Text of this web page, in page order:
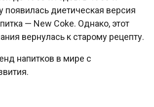
появилась диетическая версия
— New Coke. Однако, этот
вернулась к старому рецепту.
напитков в мире с